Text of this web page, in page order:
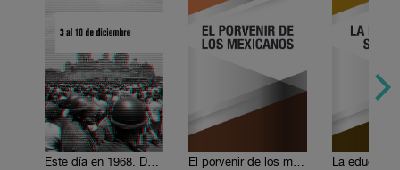
Este día en 1968. Del 3 al 10 de diciembre.
El porvenir de los mexicanos
La